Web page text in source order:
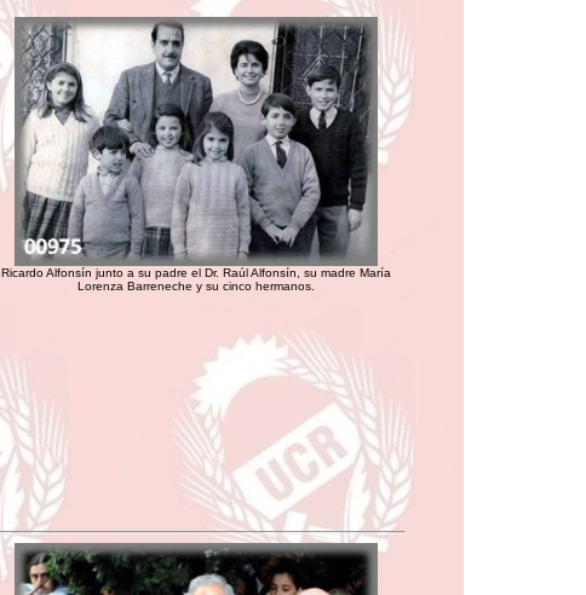
Ricardo Alfonsín junto a su padre el Dr. Raúl Alfonsín, su madre María
Lorenza Barreneche y su cinco hermanos.